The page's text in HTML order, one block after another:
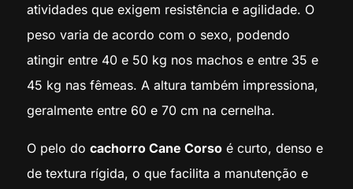
atividades que exigem resistência e agilidade. O
peso varia de acordo com o sexo, podendo
atingir entre 40 e 50 kg nos machos e entre 35 e
45 kg nas fêmeas. A altura também impressiona,
geralmente entre 60 e 70 cm na cernelha.
O pelo do cachorro Cane Corsoé curto, denso e
de textura rígida, o que facilita a manutenção e